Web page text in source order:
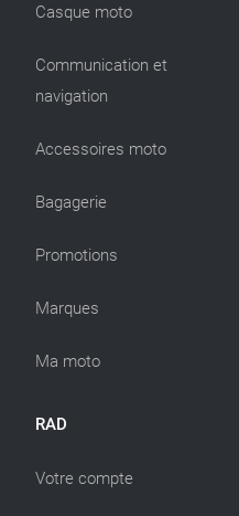
Casque moto
Communication et
navigation
Accessoires moto
Bagagerie
Promotions
Marques
Ma moto
RAD
Votre compte